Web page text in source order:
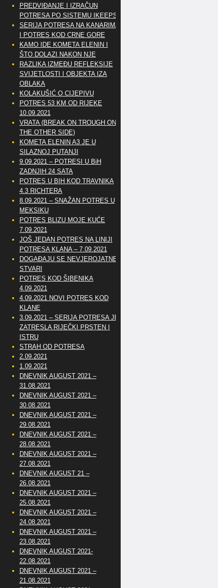
PREDVIĐANJE I IZRAČUN
POTRESA PO SISTEMU IKEEPS
SERIJA POTRESA NA KANARIMA
I POTRES KOD CRNE GORE
KAMO IDE KOMETA ELENIN I
ŠTO DOLAZI NAKON NJE
RAZLIKA IZMEĐU REFLEKSIJE
SVIJETLOSTI I OBJEKTA IZA
OBLAKA
KOLAKUŠIĆ O CIJEPIVU
POTRES 53 KM OD RIJEKE
10.09.2021
VRATA (BREAK ON TROUGH ON
THE OTHER SIDE)
KOMETA ELENIN A3 JE U
SILAZNOJ PUTANJI
9.09.2021 – POTRESI U BiH
ZADNJIH 24 SATA
POTRES U BIH KOD TRAVNIKA
4.3 RICHTERA
8.09.2021 – SNAŽAN POTRES U
MEKSIKU
POTRES BLIZU MOJE KUĆE
7.09.2021
JOŠ JEDAN POTRES NA LINIJI
POTRESA KLANA – 7.09.2021
DOGAĐAJU SE NEVJEROJATNE
STVARI
POTRES KOD ŠIBENIKA
4.09.2021
4.09.2021 NOVI POTRES KOD
KLANE
3.09.2021 – SERIJA POTRESA JE
ZATRESLA RIJEČKI PRSTEN I
ISTRU
STRAH OD POTRESA
2.09.2021
1.09.2021
DNEVNIK AUGUST 2021 –
31.08.2021
DNEVNIK AUGUST 2021 –
30.08.2021
DNEVNIK AUGUST 2021 –
29.08.2021
DNEVNIK AUGUST 2021 –
28.08.2021
DNEVNIK AUGUST 2021 –
27.08.2021
DNEVNIK AUGUST 21 –
26.08.2021
DNEVNIK AUGUST 2021 –
25.08.2021
DNEVNIK AUGUST 2021 –
24.08.2021
DNEVNIK AUGUST 2021 –
23.08.2021
DNEVNIK AUGUST 2021-
22.08.2021
DNEVNIK AUGUST 2021 –
21.08.2021